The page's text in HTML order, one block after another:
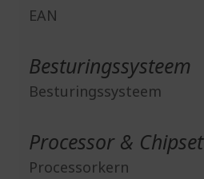
EAN
Besturingssysteem
Besturingssysteem
Processor & Chipset
Processorkern